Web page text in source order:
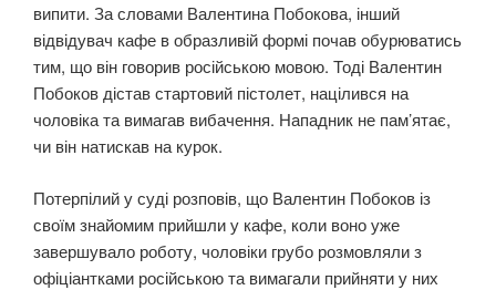
випити. За словами Валентина Побокова, інший
відвідувач кафе в образливій формі почав обурюватись
тим, що він говорив російською мовою. Тоді Валентин
Побоков дістав стартовий пістолет, націлився на
чоловіка та вимагав вибачення. Нападник не пам’ятає,
чи він натискав на курок.
Потерпілий у суді розповів, що Валентин Побоков із
своїм знайомим прийшли у кафе, коли воно уже
завершувало роботу, чоловіки грубо розмовляли з
офіціантками російською та вимагали прийняти у них